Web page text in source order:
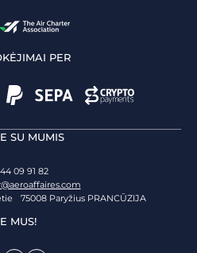
PER
SU MUMIS
44 09 91 82
75008 Paryžius PRANCŪZIJA
MUS!